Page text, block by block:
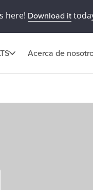
here! Download it
Acerca de